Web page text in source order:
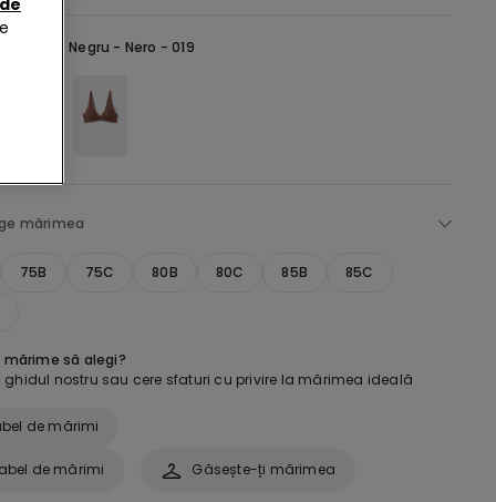
Negru - Nero - 019
mărimea
75B 75C 80B 80C 85B 85C
mărime să alegi?
ghidul nostru sau cere sfaturi cu privire la mărimea ideală
de mărimi
Găsește-ți mărimea
de mărimi